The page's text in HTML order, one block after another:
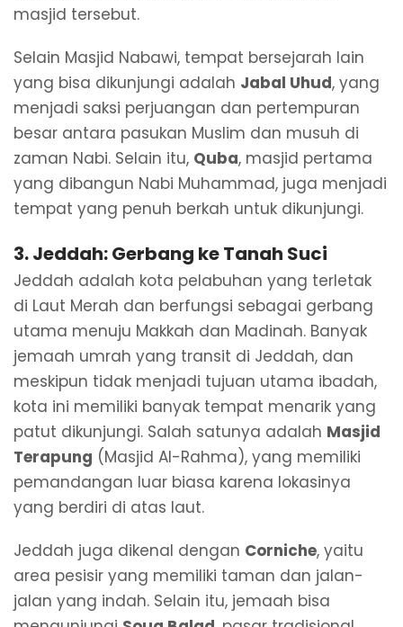
masjid tersebut.
Selain Masjid Nabawi, tempat bersejarah lain
yang bisa dikunjungi adalah Jabal Uhud, yang
menjadi saksi perjuangan dan pertempuran
besar antara pasukan Muslim dan musuh di
zaman Nabi. Selain itu, Quba, masjid pertama
yang dibangun Nabi Muhammad, juga menjadi
tempat yang penuh berkah untuk dikunjungi.
3.Jeddah: Gerbang ke Tanah Suci
Jeddah adalah kota pelabuhan yang terletak
di Laut Merah dan berfungsi sebagai gerbang
utama menuju Makkah dan Madinah. Banyak
jemaah umrah yang transit di Jeddah, dan
meskipun tidak menjadi tujuan utama ibadah,
kota ini memiliki banyak tempat menarik yang
patut dikunjungi. Salah satunya adalah Masjid
Terapung (Masjid Al-Rahma), yang memiliki
pemandangan luar biasa karena lokasinya
yang berdiri di atas laut.
Jeddah juga dikenal dengan Corniche, yaitu
area pesisir yang memiliki taman dan jalan-
jalan yang indah. Selain itu, jemaah bisa